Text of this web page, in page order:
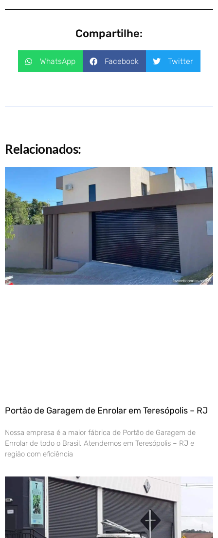
Compartilhe:
WhatsApp Facebook Twitter
Relacionados:
Portão de Garagem de Enrolar em Teresópolis – RJ
Nossa empresa é a maior fábrica de Portão de Garagem de
Enrolar de todo o Brasil. Atendemos em Teresópolis – RJ e
região com eficiência